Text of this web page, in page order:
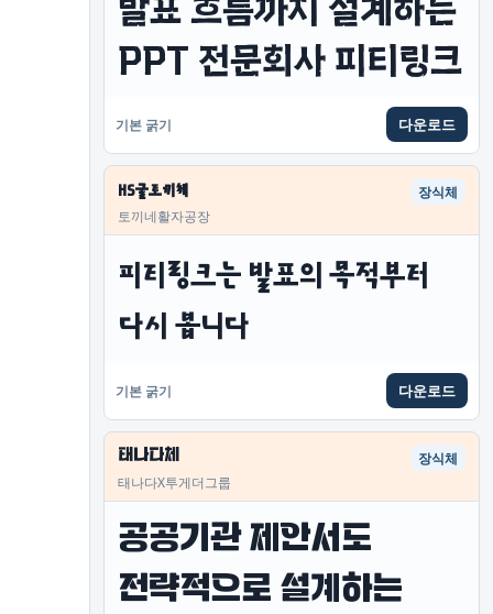
PPT 전문회사 피티링크
기본 굵기 다운로드
HS굴토끼체
토끼네활자공장
장식체
피티링크는 발표의 목적부터
다시 봅니다
기본 굵기 다운로드
태나다체
태나다X투게더그룹
장식체
공공기관 제안서도
전략적으로 설계하는